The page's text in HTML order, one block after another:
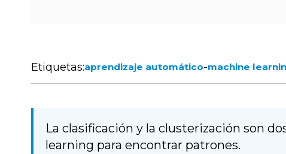
Etiquetas:aprendizaje automático-machine
La clasificación y la clusterización son
learning para encontrar patrones.